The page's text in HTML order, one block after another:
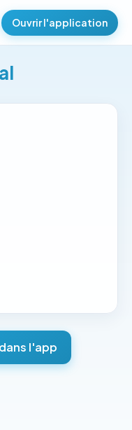
Ouvrir l'application
l'app